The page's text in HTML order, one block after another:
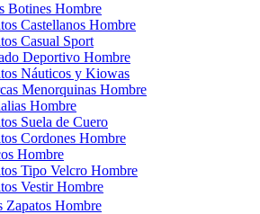
Botines Hombre
Castellanos Hombre
Casual Sport
Deportivo Hombre
Náuticos y Kiowas
Menorquinas Hombre
Hombre
Suela de Cuero
Cordones Hombre
Hombre
Tipo Velcro Hombre
Vestir Hombre
Zapatos Hombre